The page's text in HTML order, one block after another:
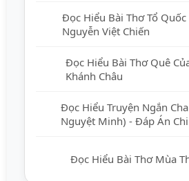
Đọc Hiểu Bài Thơ Tổ
Của Nguyễn Việt Chiến
Đọc Hiểu Bài Thơ Quê
Khánh Châu
Đọc Hiểu Truyện Ngắn
Nguyệt Minh) - Đáp Án
Đọc Hiểu Bài Thơ Mùa